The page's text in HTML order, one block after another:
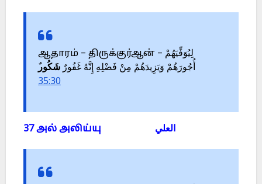
ஆதாரம் – திருக்குர்ஆன் – لِيُوَفِّيَهُمْ
أُجُورَهُمْ وَيَزِيدَهُمْ مِنْ فَضْلِهِ إِنَّهُ غَفُورٌ شَكُور
35:30